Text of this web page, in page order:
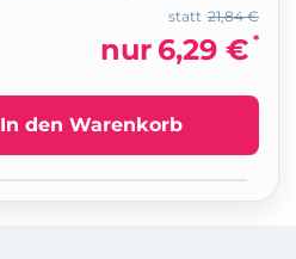
21,84 €
statt
nur 6,29 € *
In den Warenkorb